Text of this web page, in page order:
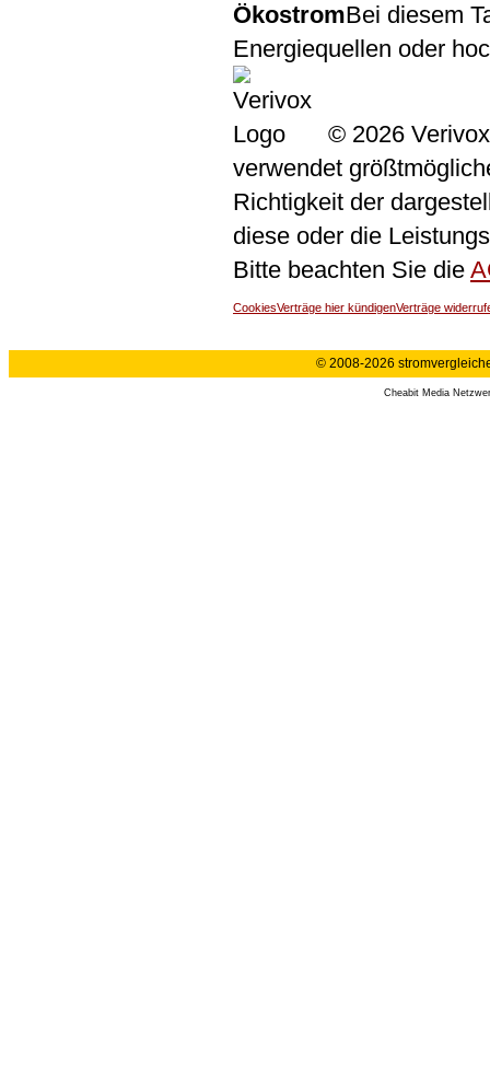
ÖkostromBei diesem
Energiequellen oder
© 2026
verwendet
Richtigkeit der
diese oder die
Bitte beachten Sie die
CookiesVerträge hier kündigenVerträge
© 2008-2026
Cheabit Media